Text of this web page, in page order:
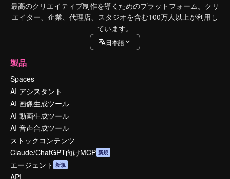
最高のクリエイティブ制作を導くためのプラットフォーム。クリ
エイター、企業、代理店、スタジオを含む100万人以上が利用し
ています。
日本語
製品
Spaces
AI アシスタント
AI 画像生成ツール
AI 動画生成ツール
AI 音声合成ツール
ストックコンテンツ
Claude/ChatGPT向けMCP 新規
エージェント 新規